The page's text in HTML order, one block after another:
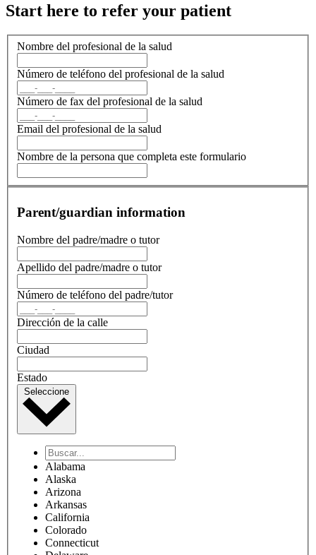
Start here to refer your patient
Nombre del profesional de la salud
Número de teléfono del profesional de la salud
Número de fax del profesional de la salud
Email del profesional de la salud
Nombre de la persona que completa este formulario
Parent/guardian information
Nombre del padre/madre o tutor
Apellido del padre/madre o tutor
Número de teléfono del padre/tutor
Dirección de la calle
Ciudad
Estado
Seleccione
Alabama
Alaska
Arizona
Arkansas
California
Colorado
Connecticut